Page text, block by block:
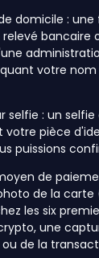
domicile : une
bancaire
votre
selfie : un
votre pièce
puissions
de
de la
les six
une
de la